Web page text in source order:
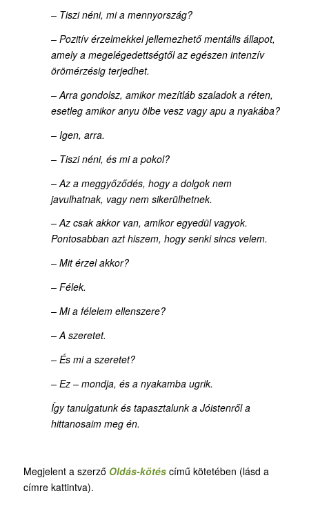
– Tiszi néni, mi a mennyország?
– Pozitív érzelmekkel jellemezhető mentális állapot,
amely a megelégedettségtől az egészen intenzív
örömérzésig terjedhet.
– Arra gondolsz, amikor mezítláb szaladok a réten,
esetleg amikor anyu ölbe vesz vagy apu a nyakába?
– Igen, arra.
– Tiszi néni, és mi a pokol?
– Az a meggyőződés, hogy a dolgok nem
javulhatnak, vagy nem sikerülhetnek.
– Az csak akkor van, amikor egyedül vagyok.
Pontosabban azt hiszem, hogy senki sincs velem.
– Mit érzel akkor?
– Félek.
– Mi a félelem ellenszere?
– A szeretet.
– És mi a szeretet?
– Ez – mondja, és a nyakamba ugrik.
Így tanulgatunk és tapasztalunk a Jóistenről a
hittanosaim meg én.
Megjelent a szerző Oldás-kötéscímű kötetében (lásd a
címre kattintva).